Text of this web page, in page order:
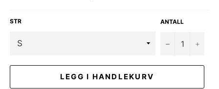
STR ANTALL
− +
LEGG I HANDLEKURV